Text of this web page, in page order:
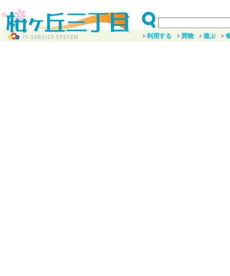
利用する 買物 遊ぶ